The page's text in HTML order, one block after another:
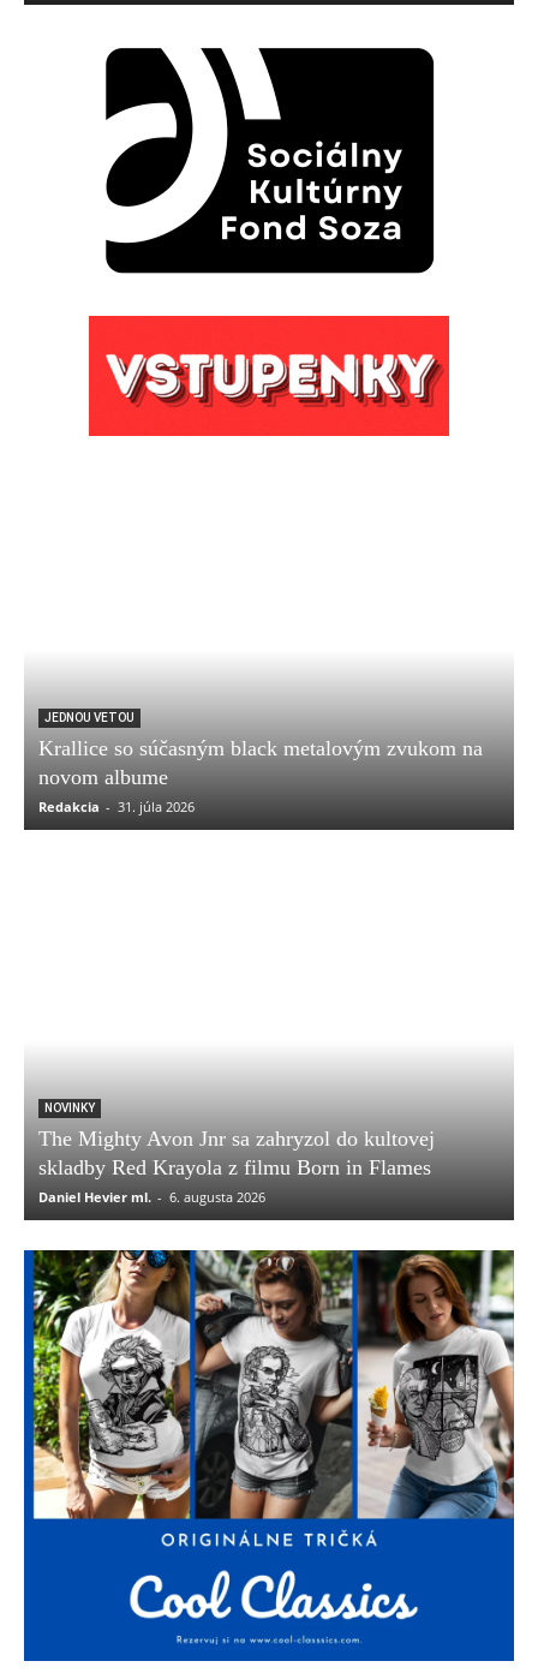
JEDNOU VETOU
Krallice so súčasným black metalovým zvukom na
novom albume
Redakcia - 31. júla 2026
NOVINKY
The Mighty Avon Jnr sa zahryzol do kultovej
skladby Red Krayola z filmu Born in Flames
Daniel Hevier ml. - 6. augusta 2026